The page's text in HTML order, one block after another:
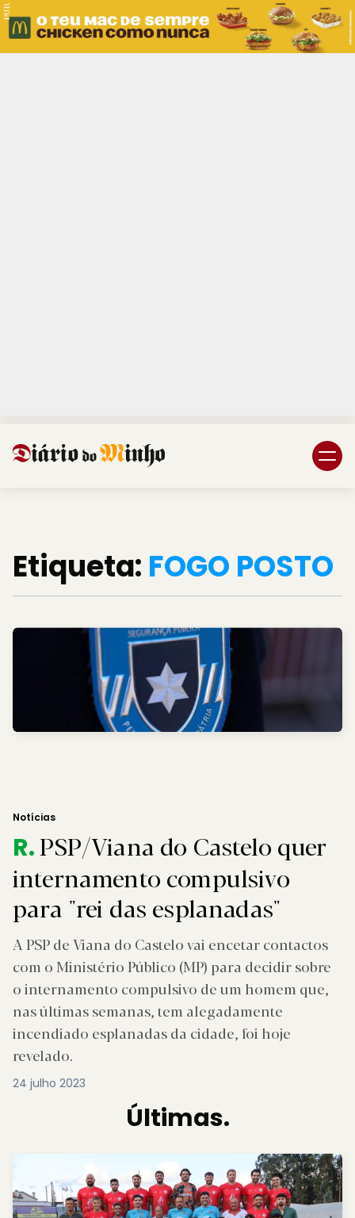
PUB.
Etiqueta: FOGO POSTO
Notícias
R.PSP/Viana do Castelo quer
internamento compulsivo
para "rei das esplanadas"
A PSP de Viana do Castelo vai encetar contactos
com o Ministério Público (MP) para decidir sobre
o internamento compulsivo de um homem que,
nas últimas semanas, tem alegadamente
incendiado esplanadas da cidade, foi hoje
revelado.
24 julho 2023
Últimas.